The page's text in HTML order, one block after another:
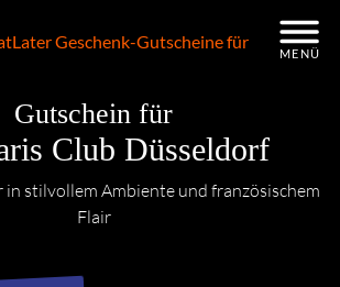
/ Firmenkunden
FAQ
Gutschein kaufen
AGB
MENÜ
in stilvollem Ambiente und französischem
Flair
Gutschein für
Club Düsseldorf